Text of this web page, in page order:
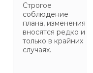
Строгое
соблюдение
плана, изменения
вносятся редко и
только в крайних
случаях.